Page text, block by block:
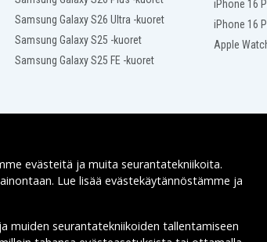
Samsung Galaxy S26 Ultra -kuoret
Samsung Galaxy S25 -kuoret
Samsung Galaxy S25 FE -kuoret
iPhone 16
iPhone 16
Apple
evästeitä ja muita seurantatekniikoita.
Lue lisää evästekäytännöstämme ja
muiden seurantatekniikoiden tallentamiseen